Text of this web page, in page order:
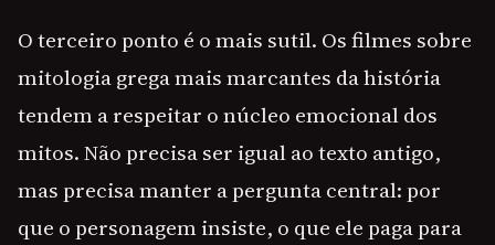
O terceiro ponto é o mais sutil. Os filmes sobre
mitologia grega mais marcantes da história
tendem a respeitar o núcleo emocional dos
mitos. Não precisa ser igual ao texto antigo,
mas precisa manter a pergunta central: por
que o personagem insiste, o que ele paga para